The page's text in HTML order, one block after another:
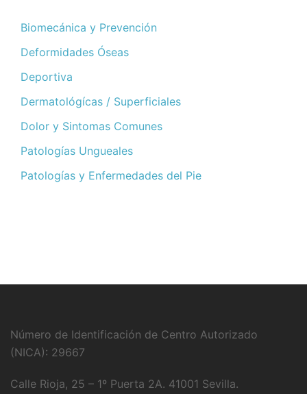
Biomecánica y Prevención
Deformidades Óseas
Deportiva
Dermatológícas / Superficiales
Dolor y Sintomas Comunes
Patologías Ungueales
Patologías y Enfermedades del Pie
Número de Identificación de Centro Autorizado
(NICA): 29667
Calle Rioja, 25 – 1º Puerta 2A. 41001 Sevilla.